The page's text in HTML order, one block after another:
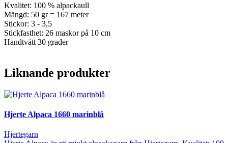
Kvalitet: 100 % alpackaull
Mängd: 50 gr = 167 meter
Stickor: 3 - 3,5
Stickfasthet: 26 maskor på 10 cm
Handtvätt 30 grader
Liknande produkter
Hjerte Alpaca 1660 marinblå
Hjertegarn